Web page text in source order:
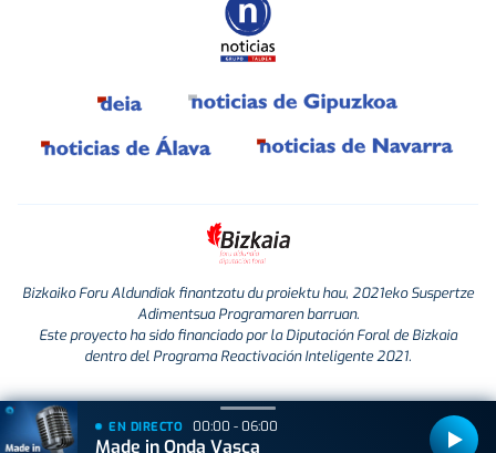
Bizkaiko Foru Aldundiak finantzatu du proiektu hau, 2021eko Suspertze
Adimentsua Programaren barruan.
Este proyecto ha sido financiado por la Diputación Foral de Bizkaia
dentro del Programa Reactivación Inteligente 2021.
EN DIRECTO 00:00 - 06:00
Made in Onda Vasca